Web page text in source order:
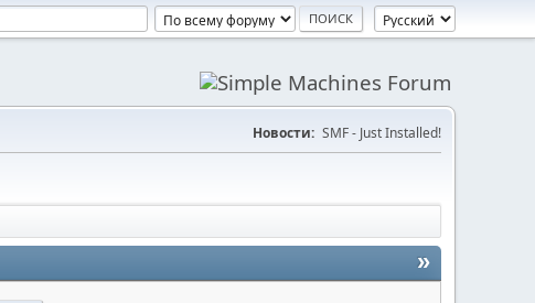
Новости: SMF - Just Installed!
»